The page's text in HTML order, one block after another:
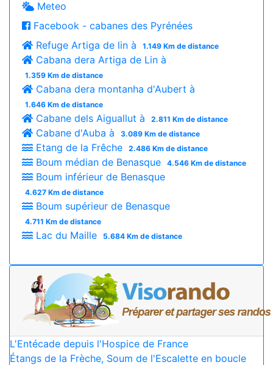
Meteo
Facebook - cabanes des Pyrénées
Refuge Artiga de lin à
1.149 Km de distance
Cabana dera Artiga de Lin à
1.359 Km de distance
Cabana dera montanha d'Aubert à
1.646 Km de distance
Cabane dels Aiguallut à 2.811 Km de distance
Cabane d'Auba à 3.089 Km de distance
Etang de la Frêche 2.486 Km de distance
Boum médian de Benasque 4.546 Km de distance
Boum inférieur de Benasque
4.627 Km de distance
Boum supérieur de Benasque
4.711 Km de distance
Lac du Maille 5.684 Km de distance
L'Entécade depuis l'Hospice de France
Étangs de la Frèche, Soum de l'Escalette en boucle